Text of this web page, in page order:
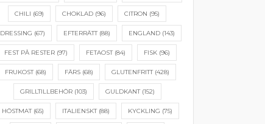
CHILI (69) CHOKLAD (96) CITRON (95)
DRESSING (67) EFTERRÄTT(88) ENGLAND(143)
FEST PÅ RESTER (97) FETAOST(84) FISK (96)
FRUKOST(68) FÄRS (68) GLUTENFRITT(428)
GRILLTILLBEHÖR(103) GULDKANT(152)
HÖSTMAT(65) ITALIENSKT(88) KYCKLING (75)